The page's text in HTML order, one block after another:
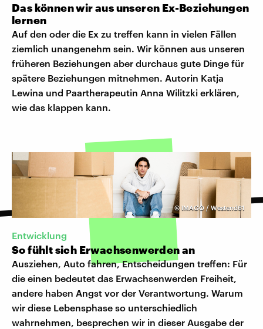
Das können wir aus unseren Ex-Beziehungen
lernen
Auf den oder die Ex zu treffen kann in vielen Fällen
ziemlich unangenehm sein. Wir können aus unseren
früheren Beziehungen aber durchaus gute Dinge für
spätere Beziehungen mitnehmen. Autorin Katja
Lewina und Paartherapeutin Anna Wilitzki erklären,
wie das klappen kann.
© IMAGO / Westend61
Entwicklung
So fühlt sich Erwachsenwerden an
Ausziehen, Auto fahren, Entscheidungen treffen: Für
die einen bedeutet das Erwachsenwerden Freiheit,
andere haben Angst vor der Verantwortung. Warum
wir diese Lebensphase so unterschiedlich
wahrnehmen, besprechen wir in dieser Ausgabe der